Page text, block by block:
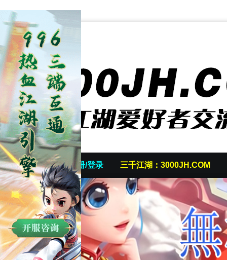
首页 发帖/注册/登录 三千江湖：3000JH.COM